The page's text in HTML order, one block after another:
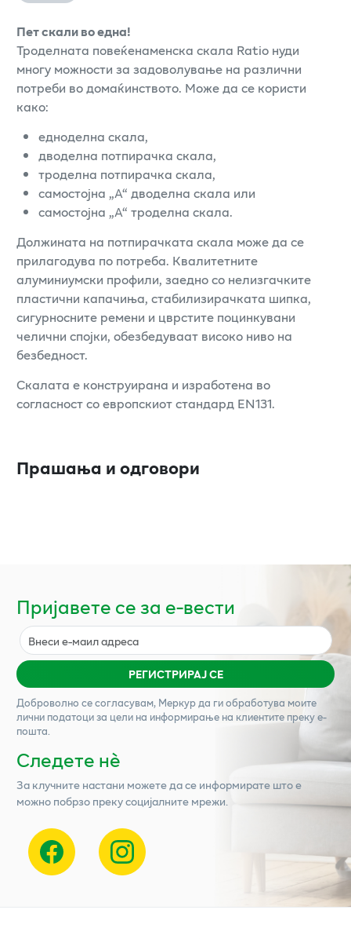
Пет скали во една!
Троделната повеќенаменска скала Ratio нуди
многу можности за задоволување на различни
потреби во домаќинството. Може да се користи
како:
едноделна скала,
дводелна потпирачка скала,
троделна потпирачка скала,
самостојна „А“ дводелна скала или
самостојна „А“ троделна скала.
Должината на потпирачката скала може да се
прилагодува по потреба. Квалитетните
алуминиумски профили, заедно со нелизгачките
пластични капачиња, стабилизирачката шипка,
сигурносните ремени и цврстите поцинкувани
челични спојки, обезбедуваат високо ниво на
безбедност.
Скалата е конструирана и изработена во
согласност со европскиот стандард EN131.
Прашања и одговори
Пријавете се за е-вести
РЕГИСТРИРАЈ СЕ
Доброволно се согласувам, Меркурда ги обработува моите
лични податоци за цели на информирање на клиентите преку е-
пошта.
Следете нѐ
За клучните настани можете да се информирате што е
можно побрзо преку социјалните мрежи.